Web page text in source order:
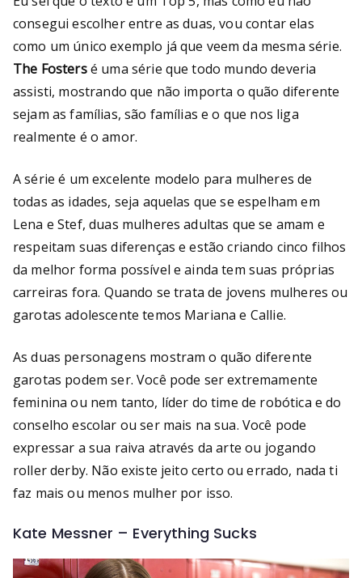
consegui escolher entre as duas, vou contar elas
como um único exemplo já que veem da mesma série.
The Fostersé uma série que todo mundo deveria
assisti, mostrando que não importa o quão diferente
sejam as famílias, são famílias e o que nos liga
realmente é o amor.
A série é um excelente modelo para mulheres de
todas as idades, seja aquelas que se espelham em
Lena e Stef, duas mulheres adultas que se amam e
respeitam suas diferenças e estão criando cinco filhos
da melhor forma possível e ainda tem suas próprias
carreiras fora. Quando se trata de jovens mulheres ou
garotas adolescente temos Mariana e Callie.
As duas personagens mostram o quão diferente
garotas podem ser. Você pode ser extremamente
feminina ou nem tanto, líder do time de robótica e do
conselho escolar ou ser mais na sua. Você pode
expressar a sua raiva através da arte ou jogando
roller derby. Não existe jeito certo ou errado, nada ti
faz mais ou menos mulher por isso.
Kate Messner – Everything Sucks